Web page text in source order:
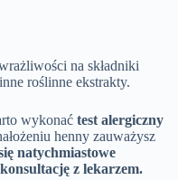
na składniki
roślinne ekstrakty.
wykonać test alergiczny
henny zauważysz
natychmiastowe
z lekarzem.